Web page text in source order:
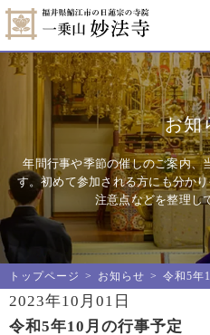
お知
年間行事や季節の催しのご案内、
す。初めて参加される方にも分か
注意点などを整理し
トップページ お知らせ 令和5年
2023年10月01日
令和5年10月の行事予定